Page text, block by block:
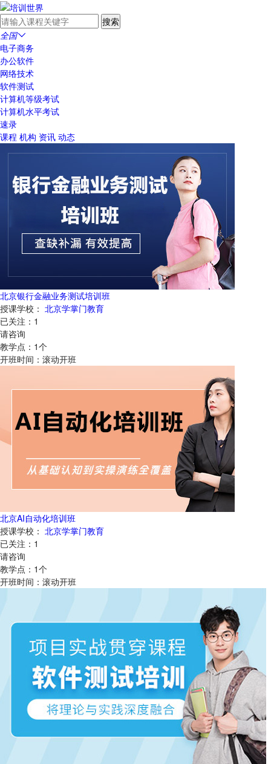
全国
电子商务
办公软件
网络技术
软件测试
计算机等级考试
计算机水平考试
速录
课程 机构 资讯 动态
北京银行金融业务测试培训班
授课学校： 北京学掌门教育
已关注： 1
请咨询
教学点： 1个
开班时间： 滚动开班
北京AI自动化培训班
授课学校： 北京学掌门教育
已关注： 1
请咨询
教学点： 1个
开班时间： 滚动开班